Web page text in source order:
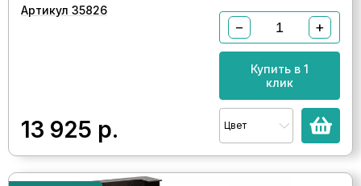
Артикул 35826
13 925 р.
− +
Купить в 1
клик
Цвет